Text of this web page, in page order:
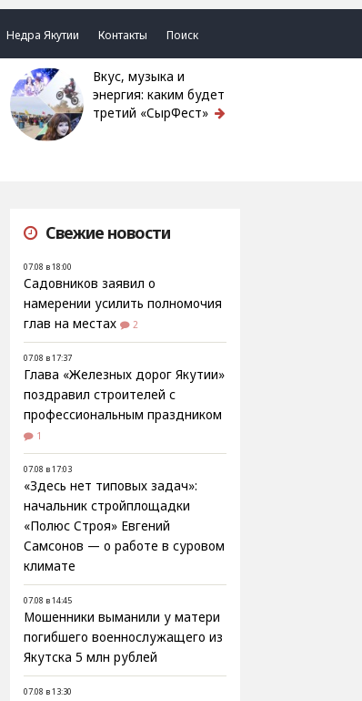
Недра Якутии Контакты Поиск
Вкус, музыка и
энергия: каким будет
третий «СырФест»
Свежие новости
07.08 в 18:00
Садовников заявил о
намерении усилить полномочия
глав на местах
2
07.08 в 17:37
Глава «Железных дорог Якутии»
поздравил строителей с
профессиональным праздником
1
07.08 в 17:03
«Здесь нет типовых задач»:
начальник стройплощадки
«Полюс Строя» Евгений
Самсонов — о работе в суровом
климате
07.08 в 14:45
Мошенники выманили у матери
погибшего военнослужащего из
Якутска 5 млн рублей
07.08 в 13:30